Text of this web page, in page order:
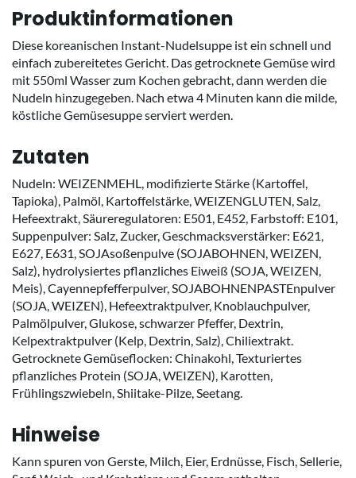
Produktinformationen
Diese koreanischen Instant-Nudelsuppe ist ein schnell und
einfach zubereitetes Gericht. Das getrocknete Gemüse wird
mit 550ml Wasser zum Kochen gebracht, dann werden die
Nudeln hinzugegeben. Nach etwa 4 Minuten kann die milde,
köstliche Gemüsesuppe serviert werden.
Zutaten
Nudeln: WEIZENMEHL, modifizierte Stärke (Kartoffel,
Tapioka), Palmöl, Kartoffelstärke, WEIZENGLUTEN, Salz,
Hefeextrakt, Säureregulatoren: E501, E452, Farbstoff: E101,
Suppenpulver: Salz, Zucker, Geschmacksverstärker: E621,
E627, E631, SOJAsoßenpulve (SOJABOHNEN, WEIZEN,
Salz), hydrolysiertes pflanzliches Eiweiß (SOJA, WEIZEN,
Meis), Cayennepfefferpulver, SOJABOHNENPASTEnpulver
(SOJA, WEIZEN), Hefeextraktpulver, Knoblauchpulver,
Palmölpulver, Glukose, schwarzer Pfeffer, Dextrin,
Kelpextraktpulver (Kelp, Dextrin, Salz), Chiliextrakt.
Getrocknete Gemüseflocken: Chinakohl, Texturiertes
pflanzliches Protein (SOJA, WEIZEN), Karotten,
Frühlingszwiebeln, Shiitake-Pilze, Seetang.
Hinweise
Kann spuren von Gerste, Milch, Eier, Erdnüsse, Fisch, Sellerie,